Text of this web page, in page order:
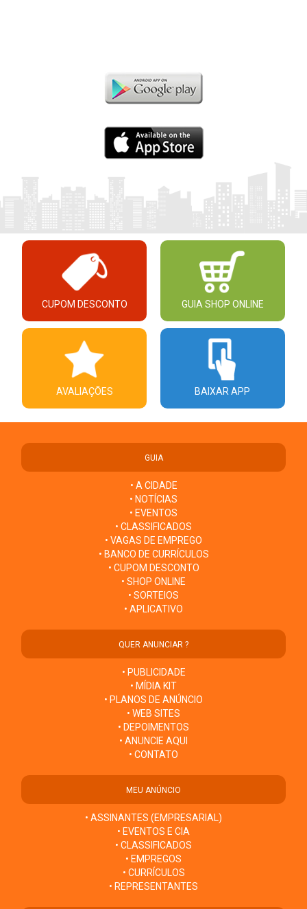
CUPOM DESCONTO GUIA SHOP ONLINE
AVALIAÇÕES BAIXAR APP
GUIA
• A CIDADE
• NOTÍCIAS
• EVENTOS
• CLASSIFICADOS
• VAGAS DE EMPREGO
• BANCO DE CURRÍCULOS
• CUPOM DESCONTO
• SHOP ONLINE
• SORTEIOS
• APLICATIVO
QUER ANUNCIAR ?
• PUBLICIDADE
• MÍDIA KIT
• PLANOS DE ANÚNCIO
• WEB SITES
• DEPOIMENTOS
• ANUNCIE AQUI
• CONTATO
MEU ANÚNCIO
• ASSINANTES (EMPRESARIAL)
• EVENTOS E CIA
• CLASSIFICADOS
• EMPREGOS
• CURRÍCULOS
• REPRESENTANTES